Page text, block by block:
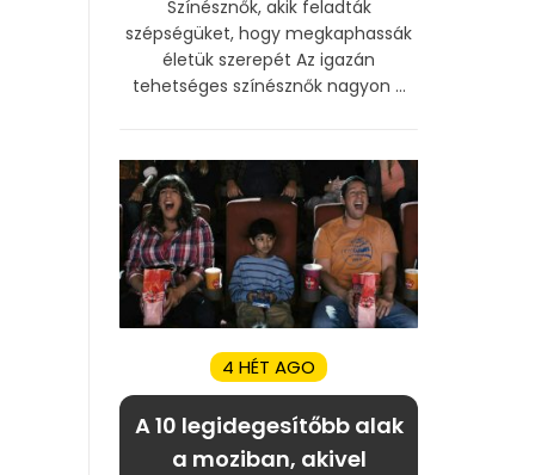
Színésznők, akik feladták
szépségüket, hogy megkaphassák
életük szerepét Az igazán
tehetséges színésznők nagyon ...
4 HÉT AGO
A 10 legidegesítőbb alak
a moziban, akivel